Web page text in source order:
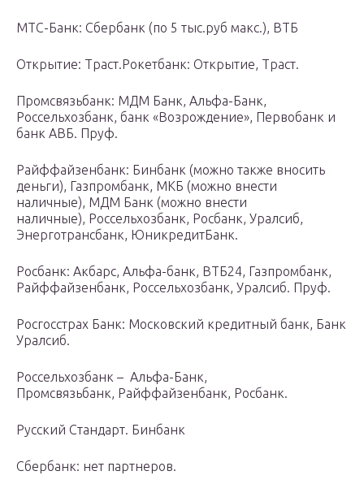
МТС-Банк: Сбербанк (по 5 тыс.руб макс.), ВТБ
Открытие: Траст.Рокетбанк: Открытие, Траст.
Промсвязьбанк: МДМ Банк, Альфа-Банк,
Россельхозбанк, банк «Возрождение», Первобанк и
банк АВБ. Пруф.
Райффайзенбанк: Бинбанк (можно также вносить
деньги), Газпромбанк, МКБ (можно внести
наличные), МДМ Банк (можно внести
наличные), Россельхозбанк, Росбанк, Уралсиб,
Энерготрансбанк, ЮникредитБанк.
Росбанк: Акбарс, Альфа-банк, ВТБ24, Газпромбанк,
Райффайзенбанк, Россельхозбанк, Уралсиб. Пруф.
Росгосстрах Банк: Московский кредитный банк, Банк
Уралсиб.
Россельхозбанк – Альфа-Банк,
Промсвязьбанк, Райффайзенбанк, Росбанк.
Русский Стандарт. Бинбанк
Сбербанк: нет партнеров.